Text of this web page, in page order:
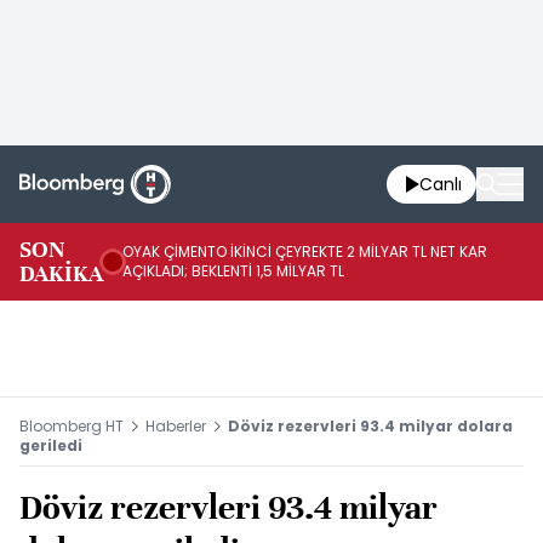
Canlı
SON
DAKİKA
OYAK ÇİMENTO İKİNCİ ÇEYREKTE 2 MİLYAR TL NET KAR
AÇIKLADI; BEKLENTİ 1,5 MİLYAR TL
Bloomberg HT Haberler
Döviz rezervleri 93.4 milyar dolara
geriledi
Döviz rezervleri 93.4 milyar